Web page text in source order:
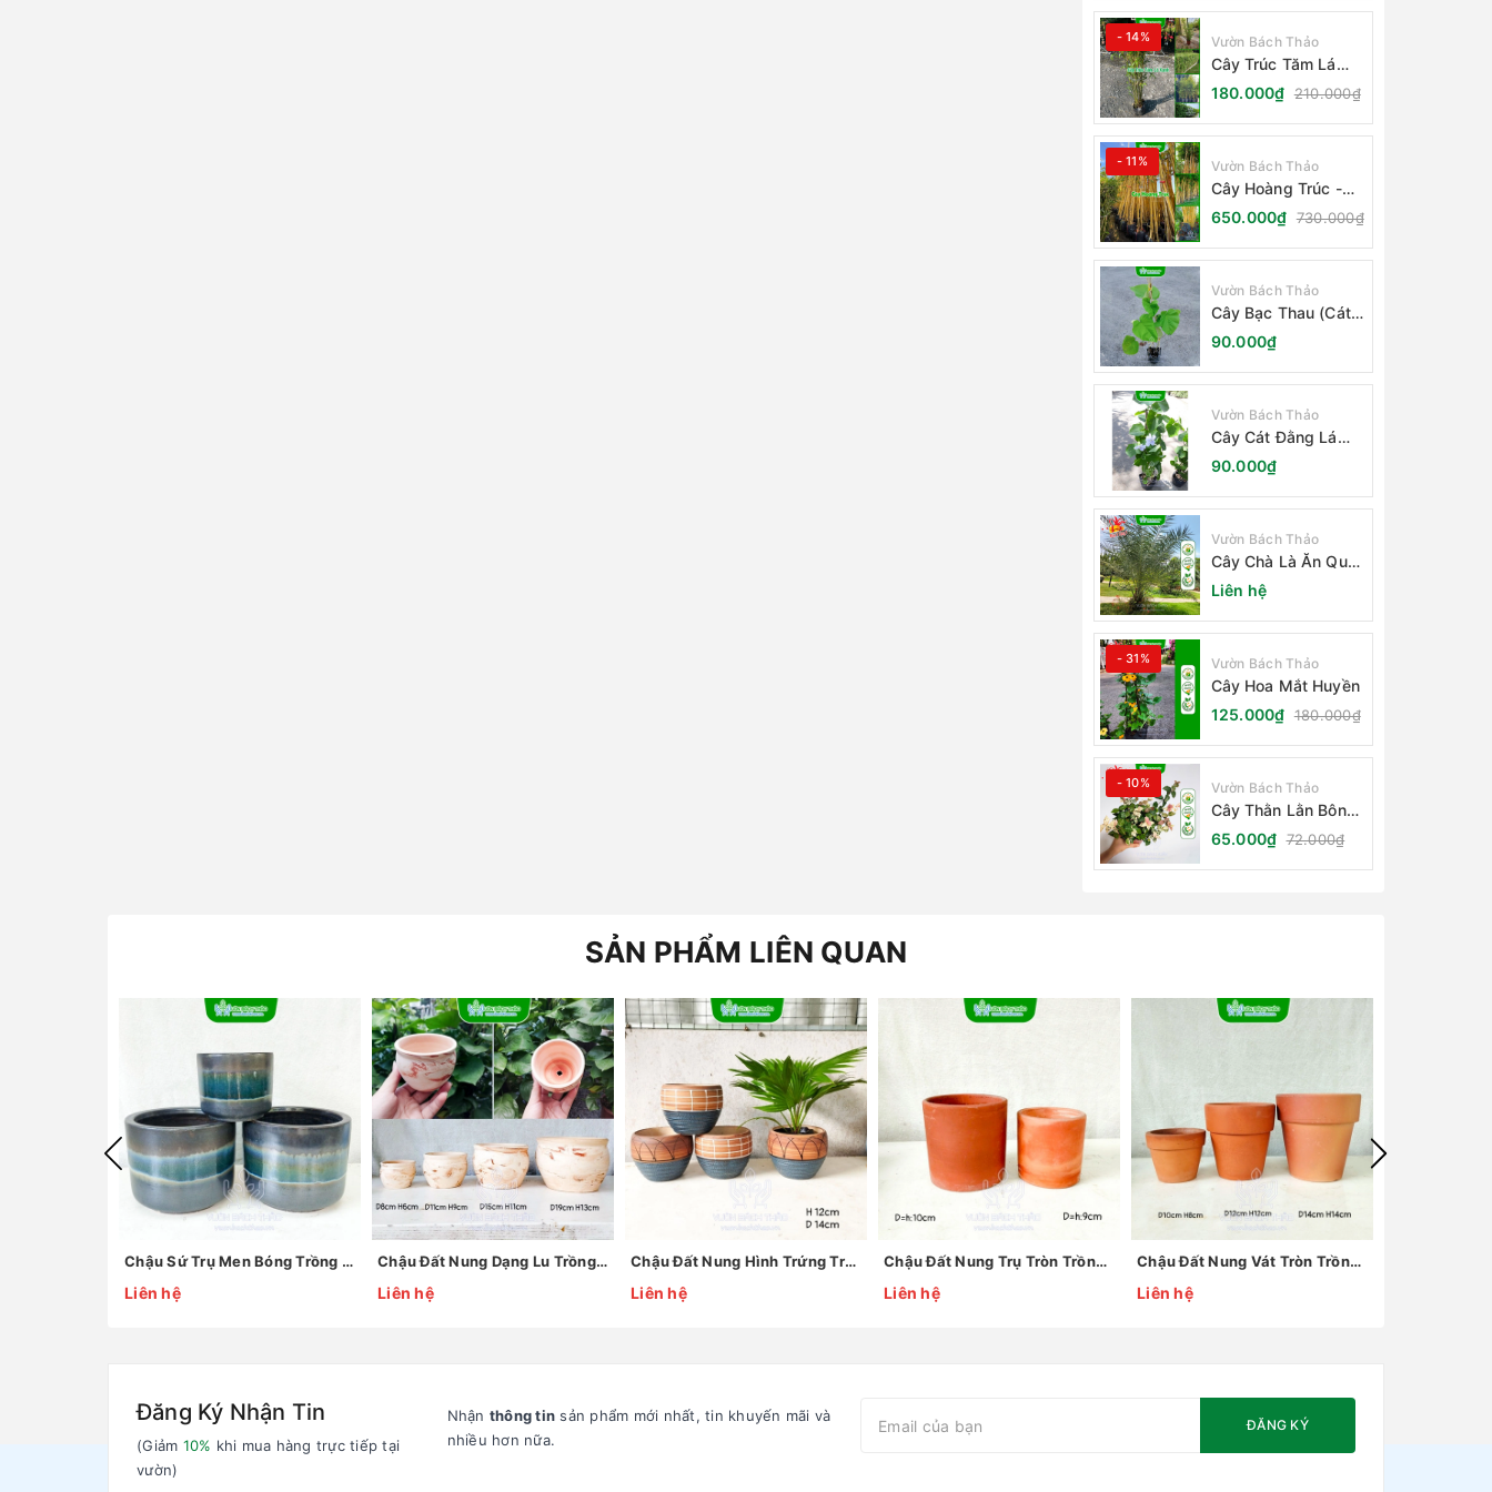
- 14% Vườn Bách Thảo
Cây Trúc Tăm Lá
Xanh - Bambusa
Multiplex Fernleaf
180.000₫ 210.000₫
- 11% Vườn Bách Thảo
Cây Hoàng Trúc -
Schizostachyum
Brachycladum Yello
650.000₫ 730.000₫
Vườn Bách Thảo
Cây Bạc Thau (Cát
Đằng Lá Lớn)
90.000₫
Vườn Bách Thảo
Cây Cát Đằng Lá
Nhỏ
90.000₫
Vườn Bách Thảo
Cây Chà Là Ăn Quả
Barhee Trồng Sân
Vườn
Liên hệ
- 31% Vườn Bách Thảo
Cây Hoa Mắt Huyền
125.000₫ 180.000₫
- 10% Vườn Bách Thảo
Cây Thằn Lằn Bông
(Vảy Ốc Cẩm Thạch)
65.000₫ 72.000₫
SẢN PHẨM LIÊN QUAN
Chậu Sứ Trụ Men Bóng Trồng Chậu Để Bàn
Liên hệ
Chậu Đất Nung Dạng Lu Trồng Cây
Liên hệ
Chậu Đất Nung Hình Trứng Trồng Cây
Liên hệ
Chậu Đất Nung Trụ Tròn Trồng Cây
Liên hệ
Chậu Đất Nung Vát Tròn Trồng Sen Đá
Liên hệ
Đăng Ký Nhận Tin
(Giảm 10% khi mua hàng trực tiếp tại
vườn)
Nhận thông tin sản phẩm mới nhất, tin khuyến mãi và
nhiều hơn nữa.
ĐĂNG KÝ